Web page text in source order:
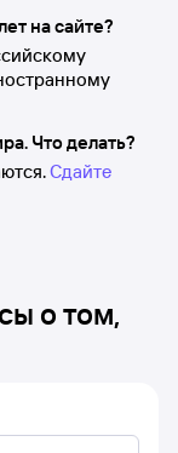
на сайте?
Что делать?
Сдайте
о том,